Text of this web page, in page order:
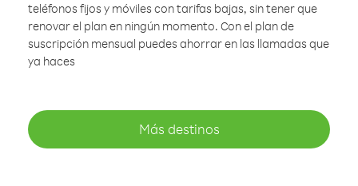
teléfonos fijos y móviles con tarifas bajas, sin tener que
renovar el plan en ningún momento. Con el plan de
suscripción mensual puedes ahorrar en las llamadas que
ya haces
Más destinos